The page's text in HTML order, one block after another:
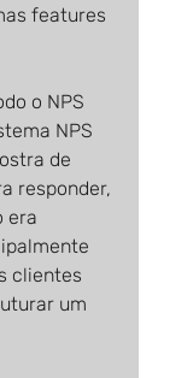
features
o NPS
NPS
de
responder,
era
clientes
um